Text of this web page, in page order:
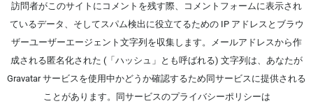
訪問者がこのサイトにコメントを残す際、コメントフォームに表示され
ているデータ、そしてスパム検出に役立てるための IP アドレスとブラウ
ザーユーザーエージェント文字列を収集します。メールアドレスから作
成される匿名化された (「ハッシュ」とも呼ばれる) 文字列は、あなたが
Gravatar サービスを使用中かどうか確認するため同サービスに提供される
ことがあります。同サービスのプライバシーポリシーは